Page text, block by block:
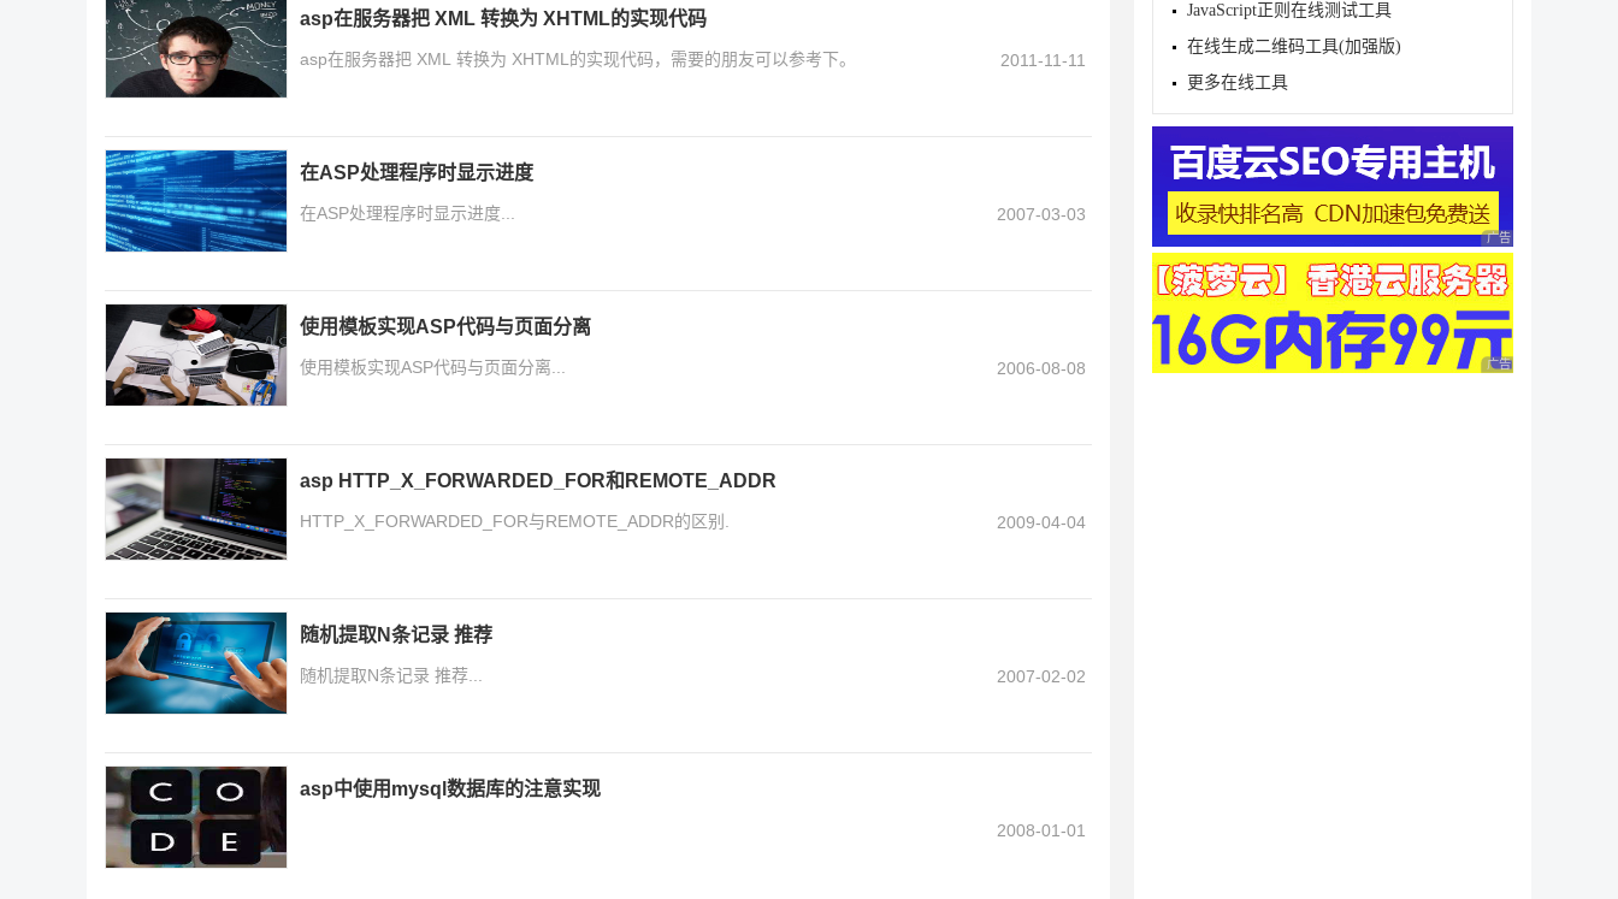
asp在服务器把 XML 转换为 XHTML的实现代码
asp在服务器把 XML 转换为 XHTML的实现代码，需要的朋友可以参考下。 2011-11-11
在ASP处理程序时显示进度
在ASP处理程序时显示进度... 2007-03-03
使用模板实现ASP代码与页面分离
使用模板实现ASP代码与页面分离... 2006-08-08
asp HTTP_X_FORWARDED_FOR和REMOTE_ADDR
HTTP_X_FORWARDED_FOR与REMOTE_ADDR的区别. 2009-04-04
随机提取N条记录 推荐
随机提取N条记录 推荐... 2007-02-02
asp中使用mysql数据库的注意实现
2008-01-01
JavaScript正则在线测试工具
在线生成二维码工具(加强版)
更多在线工具
广告 商业广告，理性
广告 商业广告，理性